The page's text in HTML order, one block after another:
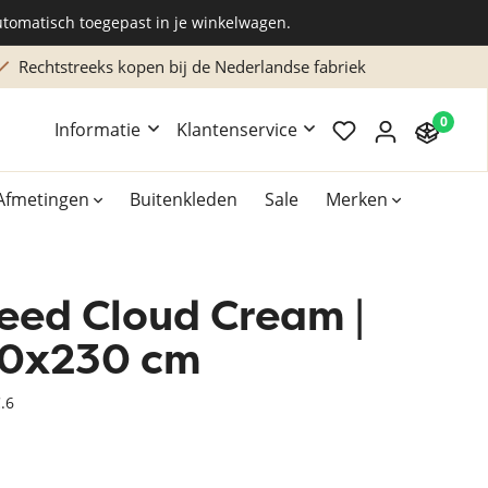
toegepast in je winkelwagen.
Rechtstreeks kopen bij de Nederlandse fabriek
Informatie Klantenservice 0
Buitenkleden Sale Merken
Overig
Accessoires
Xilento vloerkleden
Cloud Cream |
cm